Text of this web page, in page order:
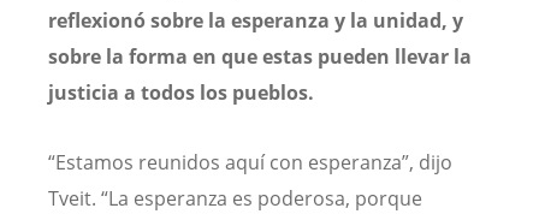
reflexionó sobre la esperanza y la unidad, y
sobre la forma en que estas pueden llevar la
justicia a todos los pueblos.
“Estamos reunidos aquí con esperanza”, dijo
Tveit. “La esperanza es poderosa, porque